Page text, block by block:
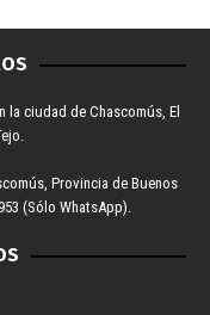
la ciudad de Chascomús, El
Provincia de Buenos
(Sólo WhatsApp).